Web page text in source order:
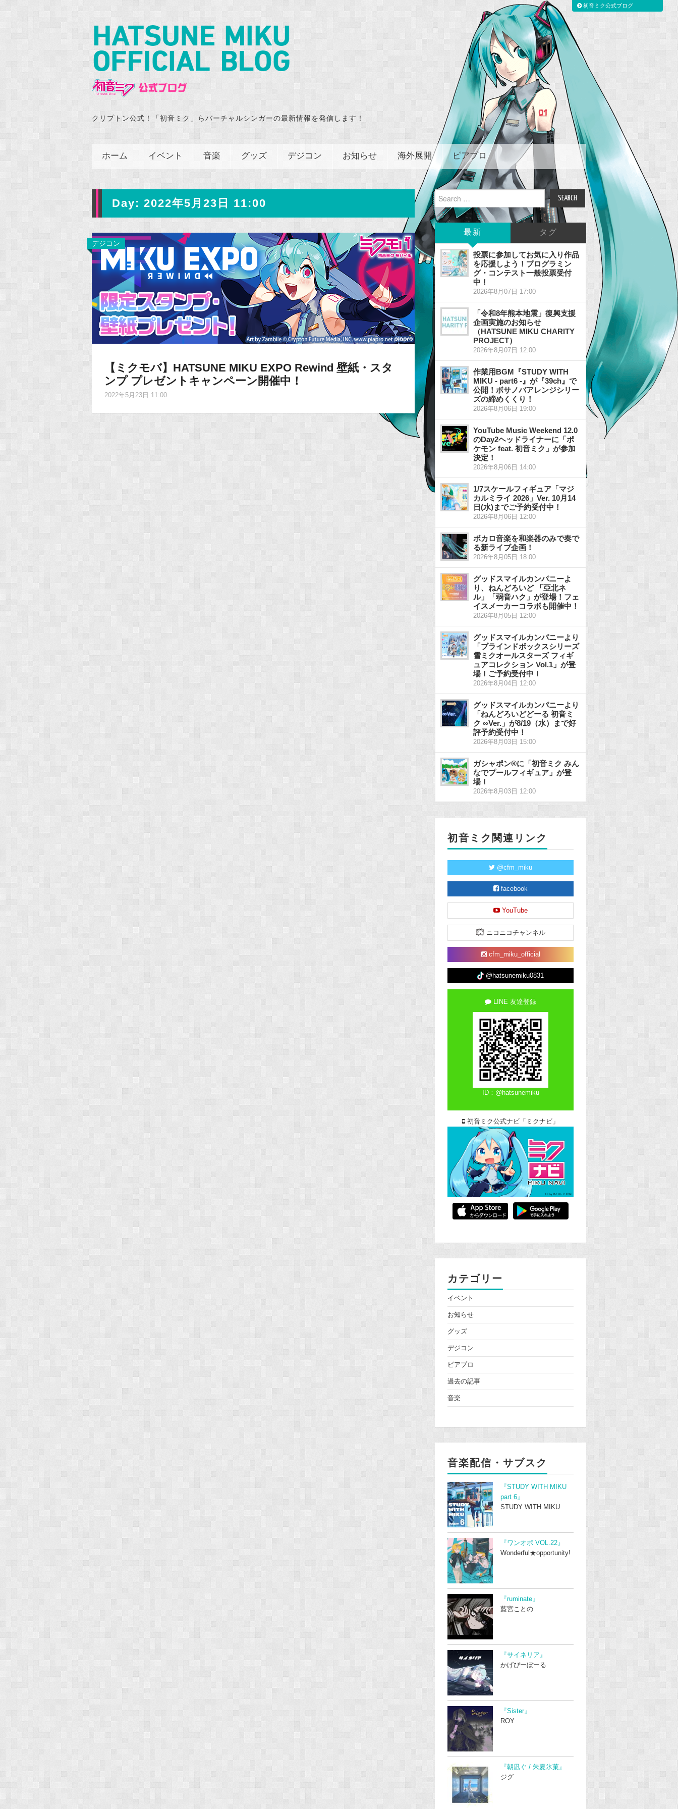
クリプトン公式！「初音ミク」らバーチャルシンガーの最新情報を発信します！
ホーム イベント 音楽 グッズ デジコン お知らせ 海外展開 ピアプロ
Day: 2022年5月23日 11:00
デジコン
【ミクモバ】HATSUNE MIKU EXPO Rewind 壁紙・スタ
ンプ プレゼントキャンペーン開催中！
2022年5月23日 11:00
Search
for:
最新 タグ
投票に参加してお気に入り作品
を応援しよう！プログラミン
グ・コンテスト一般投票受付
中！
2026年8月07日 17:00
「令和8年熊本地震」復興支援
企画実施のお知らせ
（HATSUNE MIKU CHARITY
PROJECT）
2026年8月07日 12:00
作業用BGM『STUDY WITH
MIKU - part6 -』が『39ch』で
公開！ボサノバアレンジシリー
ズの締めくくり！
2026年8月06日 19:00
YouTube Music Weekend 12.0
のDay2ヘッドライナーに「ポ
ケモン feat. 初音ミク」が参加
決定！
2026年8月06日 14:00
1/7スケールフィギュア「マジ
カルミライ 2026」Ver. 10月14
日(水)までご予約受付中！
2026年8月06日 12:00
ボカロ音楽を和楽器のみで奏で
る新ライブ企画！
2026年8月05日 18:00
グッドスマイルカンパニーよ
り、ねんどろいど 「亞北ネ
ル」「弱音ハク」が登場！フェ
イスメーカーコラボも開催中！
2026年8月05日 12:00
グッドスマイルカンパニーより
「ブラインドボックスシリーズ
雪ミクオールスターズ フィギ
ュアコレクション Vol.1」が登
場！ご予約受付中！
2026年8月04日 12:00
グッドスマイルカンパニーより
「ねんどろいどどーる 初音ミ
ク ∞Ver.」が8/19（水）まで好
評予約受付中！
2026年8月03日 15:00
ガシャポン®に「初音ミク みん
なでプールフィギュア」が登
場！
2026年8月03日 12:00
初音ミク関連リンク
@cfm_miku
facebook
YouTube
ニコニコチャンネル
cfm_miku_official
@hatsunemiku0831
LINE 友達登録
ID：@hatsunemiku
初音ミク公式ナビ「ミクナビ」
カテゴリー
イベント
お知らせ
グッズ
デジコン
ピアプロ
過去の記事
音楽
音楽配信・サブスク
『STUDY WITH MIKU
part 6』
STUDY WITH MIKU
『ワンオポ VOL.22』
Wonderful★opportunity!
『ruminate』
藍宮ことの
『サイネリア』
かげぴーぼーる
『Sister』
ROY
『朝凪ぐ / 朱夏氷菓』
ジグ
初音ミク公式ブログ